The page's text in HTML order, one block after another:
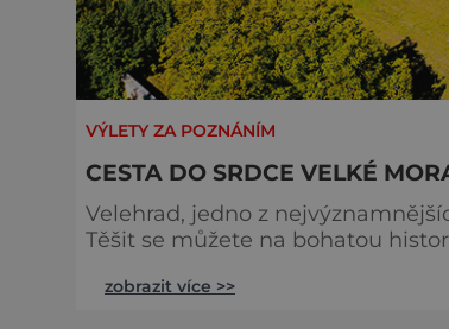
VÝLETY ZA POZNÁNÍM
CESTA DO SRDCE VELKÉ
Velehrad, jedno z
Těšit se můžete na bohatou historii i na nevšední
zobrazit více >>